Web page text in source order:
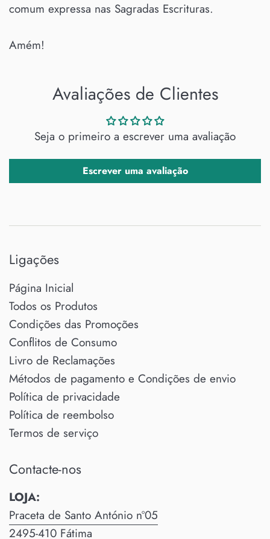
comum expressa nas Sagradas Escrituras.
Amém!
Avaliações de Clientes
Seja o primeiro a escrever uma avaliação
Escrever uma avaliação
Ligações
Página Inicial
Todos os Produtos
Condições das Promoções
Conflitos de Consumo
Livro de Reclamações
Métodos de pagamento e Condições de envio
Política de privacidade
Política de reembolso
Termos de serviço
Contacte-nos
LOJA:
Praceta de Santo António nº05
2495-410 Fátima